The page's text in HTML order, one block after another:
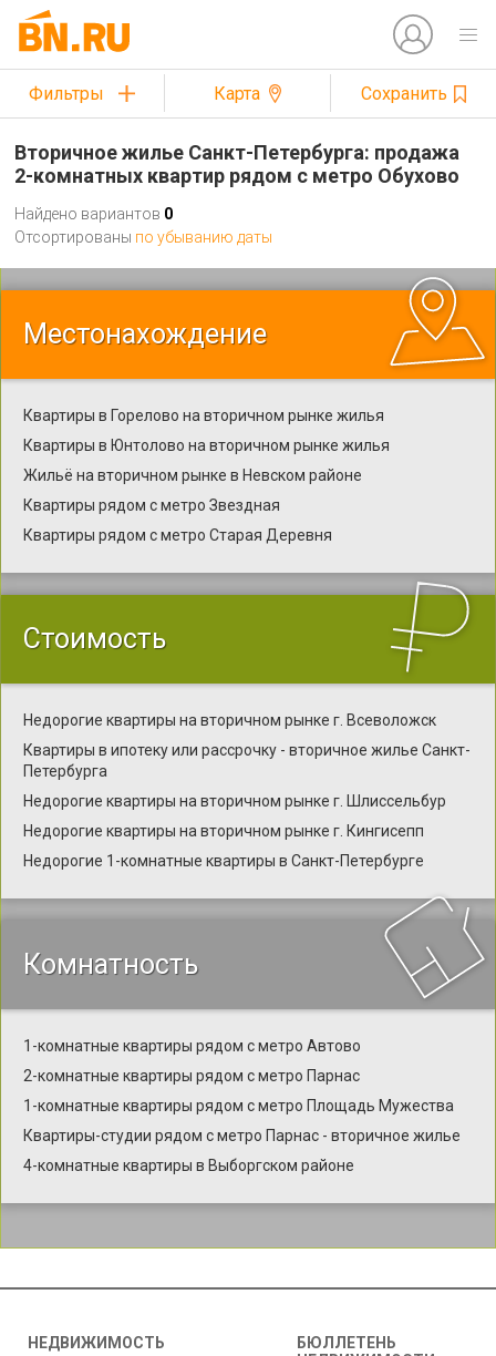
Фильтры Карта Сохранить
Вторичное жилье Санкт-Петербурга: продажа
2-комнатных квартир рядом с метро Обухово
Найдено вариантов 0
Отсортированы по убыванию даты
Местонахождение
Квартиры в Горелово на вторичном рынке жилья
Квартиры в Юнтолово на вторичном рынке жилья
Жильё на вторичном рынке в Невском районе
Квартиры рядом с метро Звездная
Квартиры рядом с метро Старая Деревня
Стоимость
Недорогие квартиры на вторичном рынке г. Всеволожск
Квартиры в ипотеку или рассрочку - вторичное жилье Санкт-
Петербурга
Недорогие квартиры на вторичном рынке г. Шлиссельбур
Недорогие квартиры на вторичном рынке г. Кингисепп
Недорогие 1-комнатные квартиры в Санкт-Петербурге
Комнатность
1-комнатные квартиры рядом с метро Автово
2-комнатные квартиры рядом с метро Парнас
1-комнатные квартиры рядом с метро Площадь Мужества
Квартиры-студии рядом с метро Парнас - вторичное жилье
4-комнатные квартиры в Выборгском районе
НЕДВИЖИМОСТЬ
БЮЛЛЕТЕНЬ